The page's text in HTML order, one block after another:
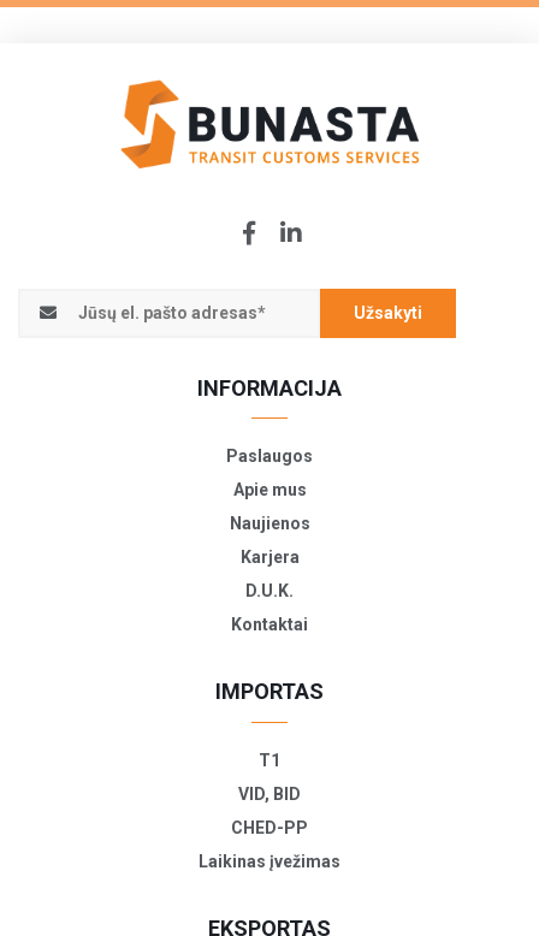
Užsakyti
INFORMACIJA
Paslaugos
Apie mus
Naujienos
Karjera
D.U.K.
Kontaktai
IMPORTAS
T1
VID, BID
CHED-PP
Laikinas įvežimas
EKSPORTAS